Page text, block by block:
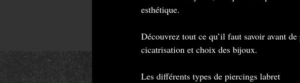
esthétique.
Découvrez tout ce qu’il faut savoir avant
cicatrisation et choix des bijoux.
Les différents types de piercings labret